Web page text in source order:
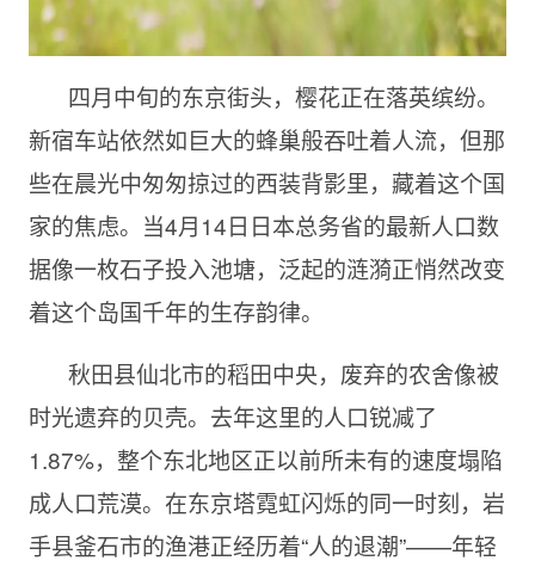
四月中旬的东京街头，樱花正在落英缤纷。
新宿车站依然如巨大的蜂巢般吞吐着人流，但那
些在晨光中匆匆掠过的西装背影里，藏着这个国
家的焦虑。当4月14日日本总务省的最新人口数
据像一枚石子投入池塘，泛起的涟漪正悄然改变
着这个岛国千年的生存韵律。
秋田县仙北市的稻田中央，废弃的农舍像被
时光遗弃的贝壳。去年这里的人口锐减了
1.87%，整个东北地区正以前所未有的速度塌陷
成人口荒漠。在东京塔霓虹闪烁的同一时刻，岩
手县釜石市的渔港正经历着“人的退潮”——年轻